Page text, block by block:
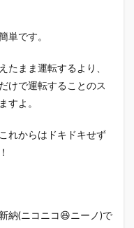
単です。
たまま運転するより、
けで運転することのス
すよ。
れからはドキドキせず
納(ニコニコ😆ニーノ)で